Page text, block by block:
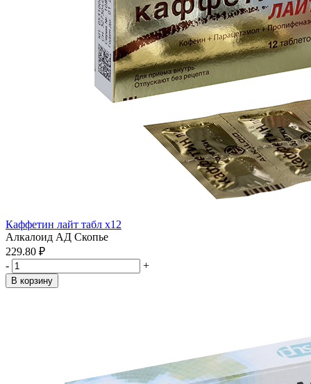
Каффетин лайт табл x12
Алкалоид АД Скопье
229.80 ₽
-
+
В корзину